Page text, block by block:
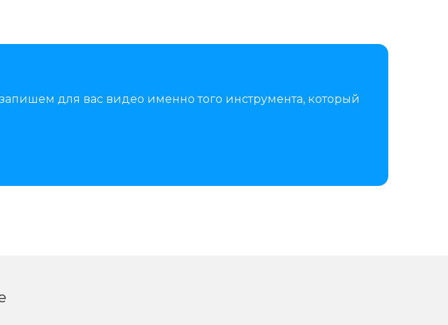
для вас видео именно того инструмента, который